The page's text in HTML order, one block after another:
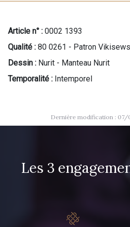
Article n° : 0002 1393
Qualité : 80 0261 - Patron Vikisews
Dessin : Nurit - Manteau Nurit
Temporalité : Intemporel
Dernière modification :
Les 3